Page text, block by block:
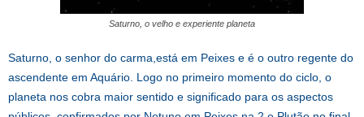
Saturno, o velho e experiente planeta
Saturno, o senhor do carma,está em Peixes e é o outro regente do
ascendente em Aquário. Logo no primeiro momento do ciclo, o
planeta nos cobra maior sentido e significado para os aspectos